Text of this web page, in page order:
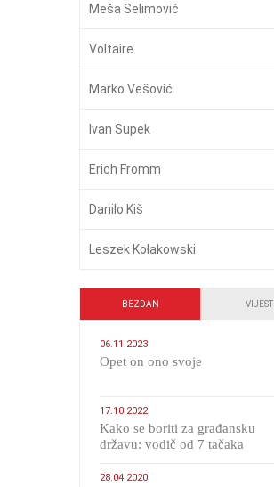
Meša Selimović
Voltaire
Marko Vešović
Ivan Supek
Erich Fromm
Danilo Kiš
Leszek Kołakowski
BEZDAN VIJESTI
06.11.2023
​Opet on ono svoje
17.10.2022
Kako se boriti za građansku
državu: vodič od 7 tačaka
28.04.2020